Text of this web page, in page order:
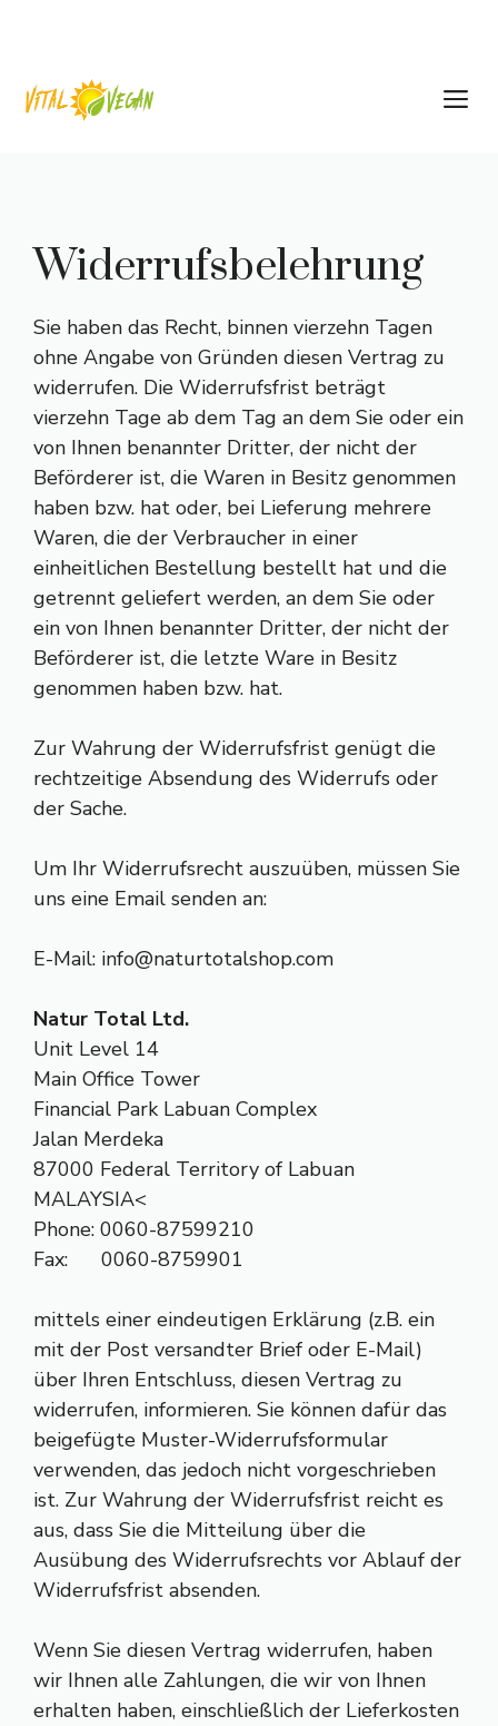
Widerrufsbelehrung
Sie haben das Recht, binnen vierzehn Tagen
ohne Angabe von Gründen diesen Vertrag zu
widerrufen. Die Widerrufsfrist beträgt
vierzehn Tage ab dem Tag an dem Sie oder ein
von Ihnen benannter Dritter, der nicht der
Beförderer ist, die Waren in Besitz genommen
haben bzw. hat oder, bei Lieferung mehrere
Waren, die der Verbraucher in einer
einheitlichen Bestellung bestellt hat und die
getrennt geliefert werden, an dem Sie oder
ein von Ihnen benannter Dritter, der nicht der
Beförderer ist, die letzte Ware in Besitz
genommen haben bzw. hat.
Zur Wahrung der Widerrufsfrist genügt die
rechtzeitige Absendung des Widerrufs oder
der Sache.
Um Ihr Widerrufsrecht auszuüben, müssen Sie
uns eine Email senden an:
E-Mail: info@naturtotalshop.com
Natur Total Ltd.
Unit Level 14
Main Office Tower
Financial Park Labuan Complex
Jalan Merdeka
87000 Federal Territory of Labuan
MALAYSIA<
Phone: 0060-87599210
Fax: 0060-8759901
mittels einer eindeutigen Erklärung (z.B. ein
mit der Post versandter Brief oder E-Mail)
über Ihren Entschluss, diesen Vertrag zu
widerrufen, informieren. Sie können dafür das
beigefügte Muster-Widerrufsformular
verwenden, das jedoch nicht vorgeschrieben
ist. Zur Wahrung der Widerrufsfrist reicht es
aus, dass Sie die Mitteilung über die
Ausübung des Widerrufsrechts vor Ablauf der
Widerrufsfrist absenden.
Wenn Sie diesen Vertrag widerrufen, haben
wir Ihnen alle Zahlungen, die wir von Ihnen
erhalten haben, einschließlich der Lieferkosten